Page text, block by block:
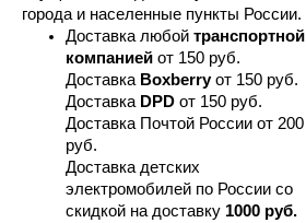
города и населенные пункты России.
Доставка любой транспортной
компанией от 150 руб.
Доставка Boxberry от 150 руб.
Доставка DPD от 150 руб.
Доставка Почтой России от 200
руб.
Доставка детских
электромобилей по России со
скидкой на доставку 1000 руб.